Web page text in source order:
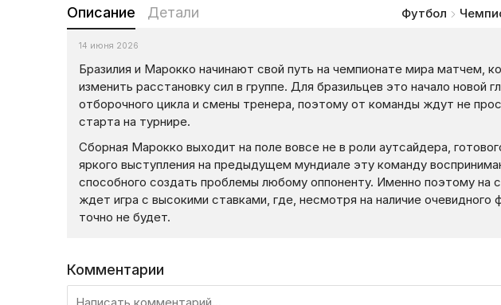
Описание Детали Футбол
14 июня 2026
Бразилия и Марокко начинают свой путь на чемпионате мира матчем,
изменить расстановку сил в группе. Для бразильцев это начало новой
отборочного цикла и смены тренера, поэтому от команды ждут не
старта на турнире.
Сборная Марокко выходит на поле вовсе не в роли аутсайдера,
яркого выступления на предыдущем мундиале эту команду
способного создать проблемы любому оппоненту. Именно поэтому на
ждет игра с высокими ставками, где, несмотря на наличие очевидного
точно не будет.
Комментарии